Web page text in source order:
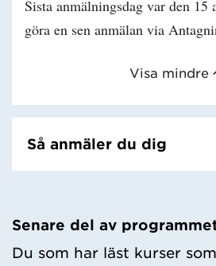
Visa mindre
Sista anmälningsdag var den
göra en sen anmälan via
Så anmäler du dig
Senare del av
Du som har läst kurser